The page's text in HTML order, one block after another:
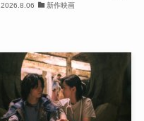
2026.8.06 新作映画